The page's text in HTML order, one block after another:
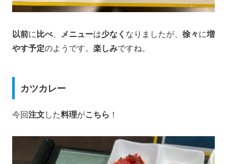
以前に比べ、 メニューは少なく なりましたが、 徐々に増
やす予定のようです。 楽しみですね。
カツカレー
今回注文した料理がこちら ！